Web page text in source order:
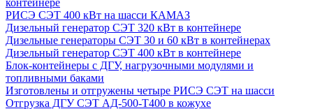
контейнере
РИСЭ СЭТ 400 кВт на шасси КАМАЗ
Дизельный генератор СЭТ 320 кВт в контейнере
Дизельные генераторы СЭТ 30 и 60 кВт в контейнерах
Дизельный генератор СЭТ 400 кВт в контейнере
Блок-контейнеры с ДГУ, нагрузочными модулями и
топливными баками
Изготовлены и отгружены четыре РИСЭ СЭТ на шасси
Отгрузка ДГУ СЭТ АД-500-Т400 в кожухе